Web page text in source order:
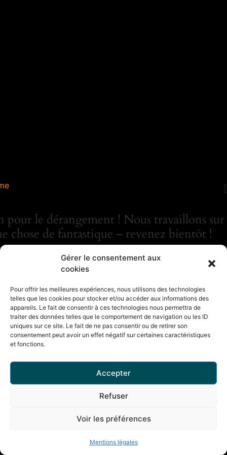
Gérer le consentement aux
cookies
Pour offrir les meilleures expériences, nous utilisons des technologies
telles que les cookies pour stocker et/ou accéder aux informations des
appareils. Le fait de consentir à ces technologies nous permettra de
traiter des données telles que le comportement de navigation ou les ID
uniques sur ce site. Le fait de ne pas consentir ou de retirer son
consentement peut avoir un effet négatif sur certaines caractéristiques
et fonctions.
Accepter
Refuser
Voir les préférences
Mentions légales
pour le dérangement ! Nous travaillons sur
chose de fantastique – revenez bientôt !